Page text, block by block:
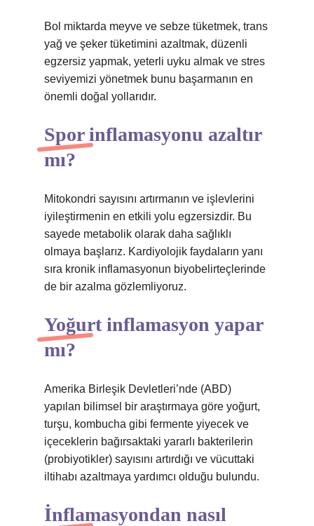
Bol miktarda meyve ve sebze tüketmek, trans
yağ ve şeker tüketimini azaltmak, düzenli
egzersiz yapmak, yeterli uyku almak ve stres
seviyemizi yönetmek bunu başarmanın en
önemli doğal yollarıdır.
Spor inflamasyonu azaltır
mı?
Mitokondri sayısını artırmanın ve işlevlerini
iyileştirmenin en etkili yolu egzersizdir. Bu
sayede metabolik olarak daha sağlıklı
olmaya başlarız. Kardiyolojik faydaların yanı
sıra kronik inflamasyonun biyobelirteçlerinde
de bir azalma gözlemliyoruz.
Yoğurt inflamasyon yapar
mı?
Amerika Birleşik Devletleri’nde (ABD)
yapılan bilimsel bir araştırmaya göre yoğurt,
turşu, kombucha gibi fermente yiyecek ve
içeceklerin bağırsaktaki yararlı bakterilerin
(probiyotikler) sayısını artırdığı ve vücuttaki
iltihabı azaltmaya yardımcı olduğu bulundu.
İnflamasyondan nasıl